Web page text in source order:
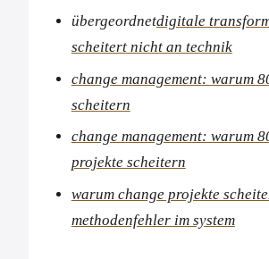
übergeordnetdigitale
scheitert nicht an technik
change management: warum
scheitern
change management: warum
projekte scheitern
warum change projekte
methodenfehler im system